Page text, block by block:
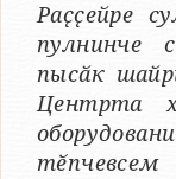
Раҫҫейре
пулнинче
пысӑк
Центрта